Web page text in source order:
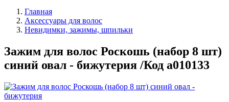
Главная
Аксессуары для волос
Невидимки, зажимы, шпильки
Зажим для волос Роскошь (набор 8 шт)
синий овал - бижутерия /Код a010133